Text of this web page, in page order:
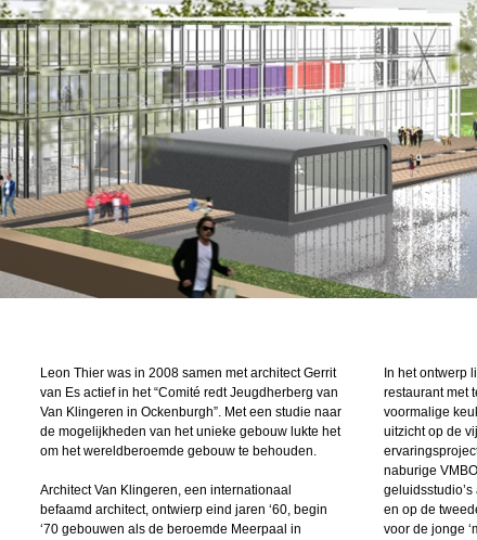
Leon Thier was in 2008 samen met architect Gerrit
van Es actief in het “Comité redt Jeugdherberg van
Van Klingeren in Ockenburgh”. Met een studie naar
de mogelijkheden van het unieke gebouw lukte het
om het wereldberoemde gebouw te behouden.
Architect Van Klingeren, een internationaal
befaamd architect, ontwierp eind jaren ‘60, begin
‘70 gebouwen als de beroemde Meerpaal in
In het ontwerp
restaurant met
voormalige
uitzicht op de
naburige
geluidsstudio’s
en op de
voor de jonge